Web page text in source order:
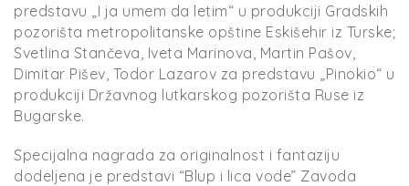
predstavu „I ja umem da letim“ u produkciji Gradskih
pozorišta metropolitanske opštine Eskišehir iz Turske;
Svetlina Stančeva, Iveta Marinova, Martin Pašov,
Dimitar Pišev, Todor Lazarov za predstavu „Pinokio“ u
produkciji Državnog lutkarskog pozorišta Ruse iz
Bugarske.
Specijalna nagrada za originalnost i fantaziju
dodeljena je predstavi “Blup i lica vode” Zavoda